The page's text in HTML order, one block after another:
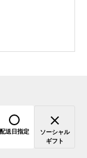
配送日指定
ソーシャル
ギフト